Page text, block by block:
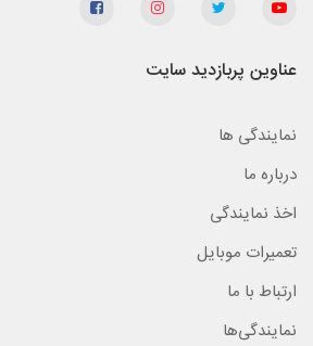
عناوین پربازدید سایت
نمایندگی ها
درباره ما
اخذ نمایندگی
تعمیرات موبایل
ارتباط با ما
نمایندگی‌ها